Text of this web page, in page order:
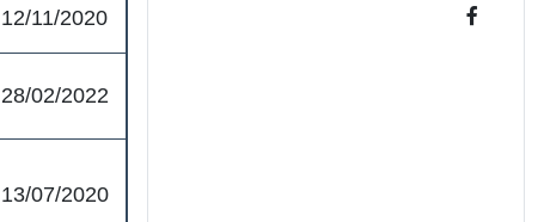
12/11/2020
28/02/2022
13/07/2020